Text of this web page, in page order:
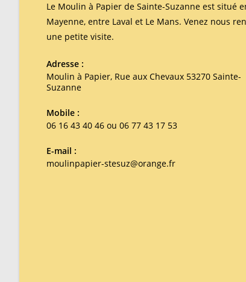
Le Moulin à Papier de Sainte-Suzanne est situé
Mayenne, entre Laval et Le Mans. Venez nous
une petite visite.
Adresse :
Moulin à Papier, Rue aux Chevaux 53270 Sainte-
Suzanne
Mobile :
06 16 43 40 46 ou 06 77 43 17 53
E-mail :
moulinpapier-stesuz@orange.fr